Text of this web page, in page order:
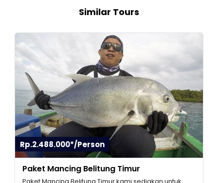
Similar Tours
Rp.2.488.000*/Person
Paket Mancing Belitung Timur